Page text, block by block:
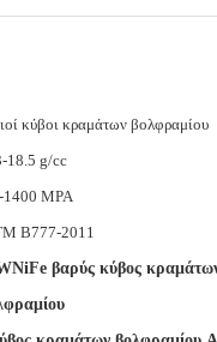
κύβοι κραμάτων βολφραμίου
18.5 g/cc
1400 MPA
B777-2011
βαρύς κύβος